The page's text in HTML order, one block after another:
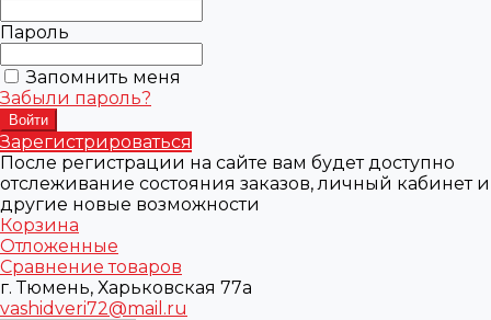
Пароль
Запомнить меня
Забыли пароль?
Зарегистрироваться
После регистрации на сайте вам будет доступно
отслеживание состояния заказов, личный кабинет и
другие новые возможности
Корзина
Отложенные
Сравнение товаров
г. Тюмень, Харьковская 77а
vashidveri72@mail.ru